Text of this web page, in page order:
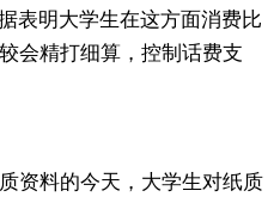
表明大学生在这方面消费比
会精打细算，控制话费支
料的今天，大学生对纸质